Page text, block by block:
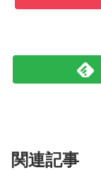
関連記事